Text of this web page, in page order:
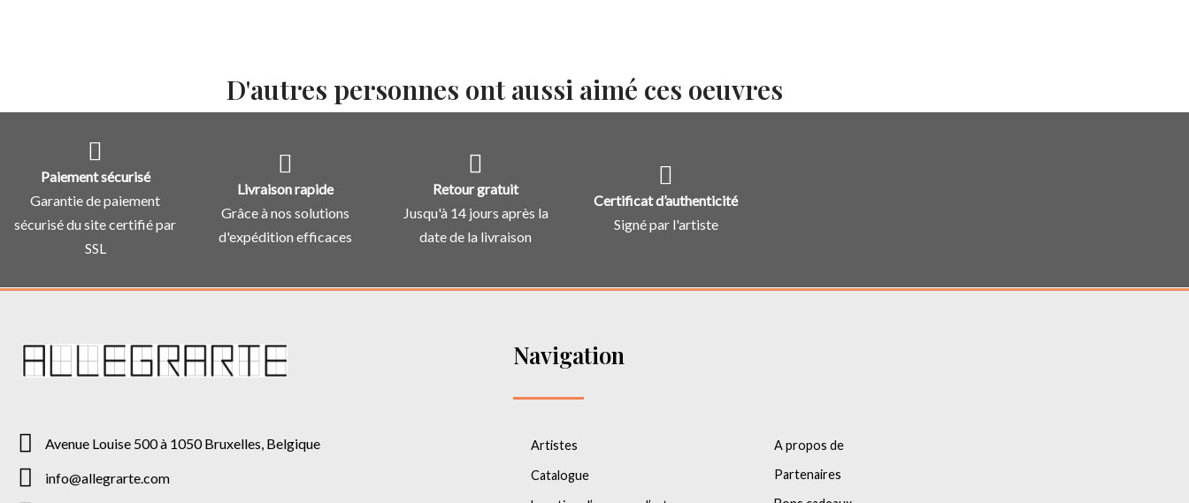
D'autres personnes ont aussi aimé ces oeuvres
Paiement sécurisé
Garantie de paiement
sécurisé du site certifié par
SSL
Livraison rapide
Grâce à nos solutions
d'expédition efficaces
Retour gratuit
Jusqu'à 14 jours après la
date de la livraison
Certificat d’authenticité
Signé par l'artiste
Avenue Louise 500 à 1050 Bruxelles, Belgique
info@allegrarte.com
Navigation
Artistes
Catalogue
A propos de
Partenaires